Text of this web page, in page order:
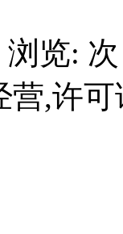
浏览: 次
营,许